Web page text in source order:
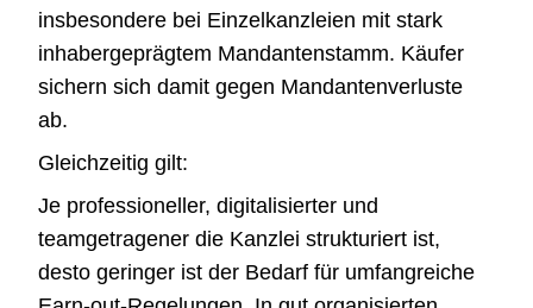
insbesondere bei Einzelkanzleien mit stark
inhabergeprägtem Mandantenstamm. Käufer
sichern sich damit gegen Mandantenverluste
ab.
Gleichzeitig gilt:
Je professioneller, digitalisierter und
teamgetragener die Kanzlei strukturiert ist,
desto geringer ist der Bedarf für umfangreiche